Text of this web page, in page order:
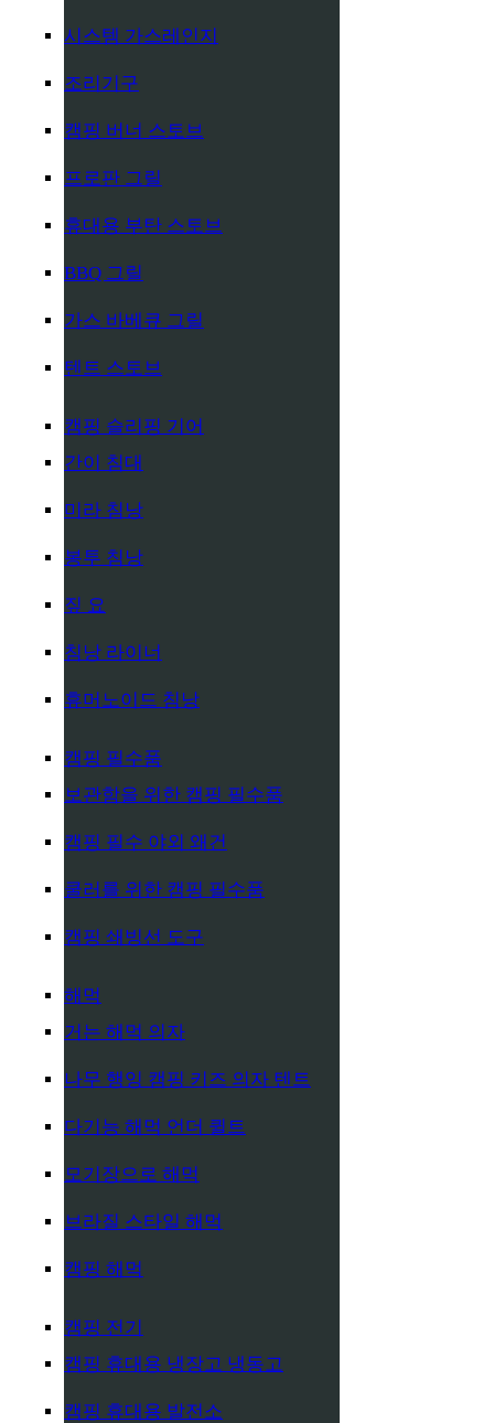
시스템 가스레인지
조리기구
캠핑 버너 스토브
프로판 그릴
휴대용 부탄 스토브
BBQ 그릴
가스 바베큐 그릴
텐트 스토브
캠핑 슬리핑 기어
간이 침대
미라 침낭
봉투 침낭
짚 요
침낭 라이너
휴머노이드 침낭
캠핑 필수품
보관함을 위한 캠핑 필수품
캠핑 필수 야외 왜건
쿨러를 위한 캠핑 필수품
캠핑 쇄빙선 도구
해먹
거는 해먹 의자
나무 행잉 캠핑 키즈 의자 텐트
다기능 해먹 언더 퀼트
모기장으로 해먹
브라질 스타일 해먹
캠핑 해먹
캠핑 전기
캠핑 휴대용 냉장고 냉동고
캠핑 휴대용 발전소